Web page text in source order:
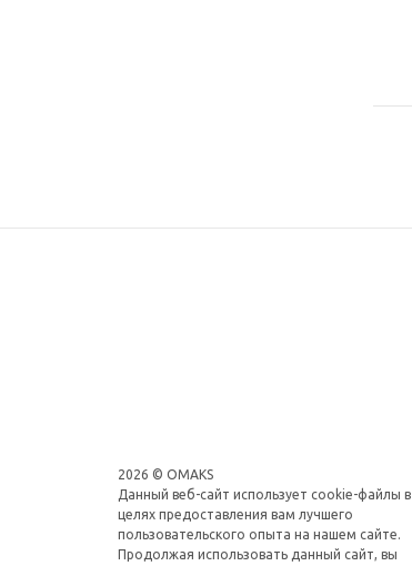
2026 © OMAKS
Данный веб-сайт использует cookie-файлы в
целях предоставления вам лучшего
пользовательского опыта на нашем сайте.
Продолжая использовать данный сайт, вы